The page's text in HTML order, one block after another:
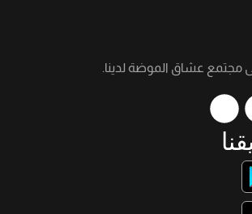
مجتمع عشاق الموضة لدينا.